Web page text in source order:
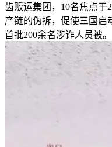
齿贩运集团，10名焦点
产链的伪拆，促使三国启
首批200余名涉诈人员被。